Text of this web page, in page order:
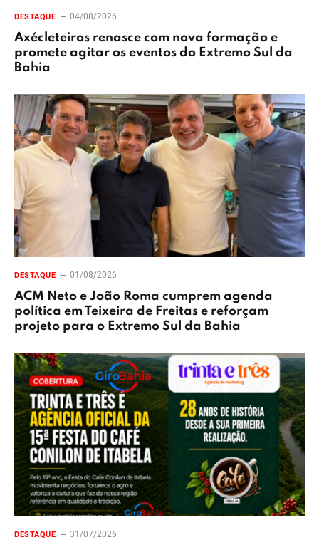
DESTAQUE 04/08/2026
Axécleteiros renasce com nova formação e
promete agitar os eventos do Extremo Sul da
Bahia
DESTAQUE 01/08/2026
ACM Neto e João Roma cumprem agenda
política em Teixeira de Freitas e reforçam
projeto para o Extremo Sul da Bahia
DESTAQUE 31/07/2026